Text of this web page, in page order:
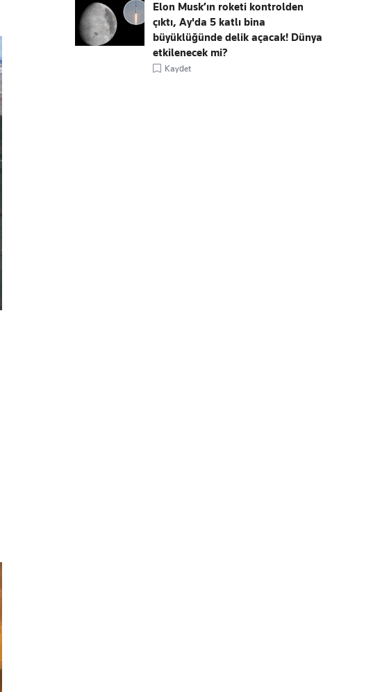
Elon Musk’ın roketi kontrolden
çıktı, Ay'da 5 katlı bina
büyüklüğünde delik açacak! Dünya
etkilenecek mi?
Kaydet